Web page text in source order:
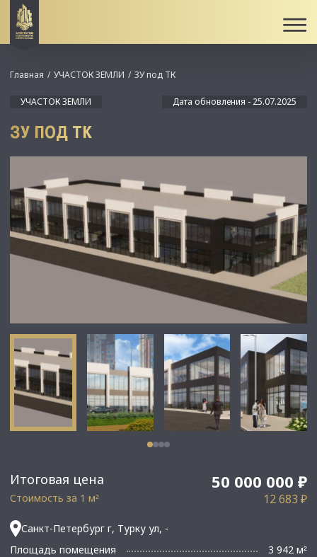
Итоговая цена 50 000 000 ₽
Стоимость за 1 м² 12 683 ₽
Санкт-Петербург г, Турку ул, -
Площадь помещения
3 942 м²
Главная УЧАСТОК ЗЕМЛИ ЗУ под ТК
УЧАСТОК ЗЕМЛИ Дата обновления - 25.07.2025
ЗУ ПОД ТК